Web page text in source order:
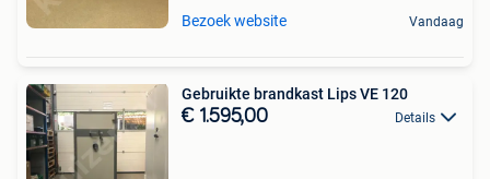
Bezoek website Vandaag
Gebruikte brandkast Lips VE 120
€ 1.595,00 Details